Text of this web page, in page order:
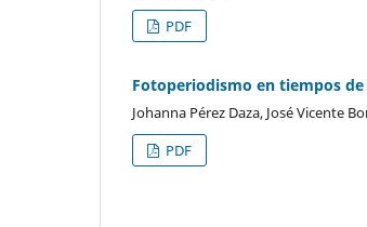
PDF
Fotoperiodismo en tiempos
Johanna Pérez Daza, José Vicente
PDF